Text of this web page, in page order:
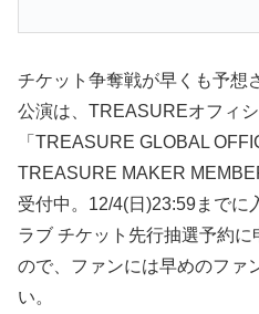
チケット争奪戦が早くも予想
公演は、TREASUREオフィ
「TREASURE GLOBAL
TREASURE MAKER
受付中。12/4(日)23:59までに
ラブ チケット先行抽選予約
ので、ファンには早めのファ
い。